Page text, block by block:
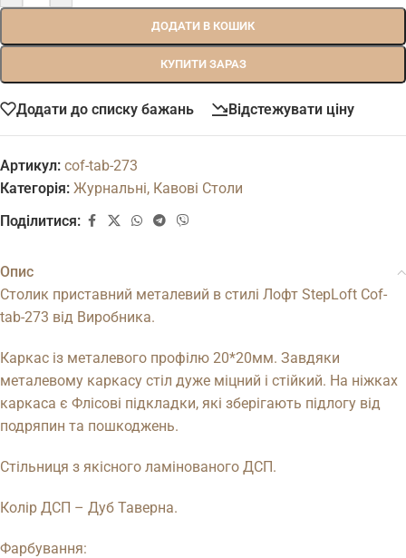
ДОДАТИ В КОШИК
КУПИТИ ЗАРАЗ
Додати до списку бажань Відстежувати ціну
Артикул: cof-tab-273
Категорія: Журнальні, Кавові Столи
Поділитися:
Опис
Столик приставний металевий в стилі Лофт StepLoft Cof-
tab-273 від Виробника.
Каркас із металевого профілю 20*20мм. Завдяки
металевому каркасу стіл дуже міцний і стійкий. На ніжках
каркаса є Флісові підкладки, які зберігають підлогу від
подряпин та пошкоджень.
Стільниця з якісного ламінованого ДСП.
Колір ДСП – Дуб Таверна.
Фарбування: